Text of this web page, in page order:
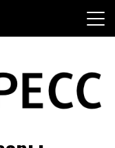
новости"